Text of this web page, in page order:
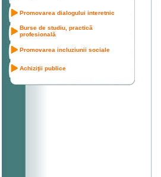
Promovarea dialogului interetnic
Burse de studiu, practică
profesională
Promovarea incluziunii sociale
Achiziţii publice